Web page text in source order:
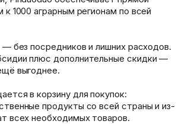
1000 аграрным регионам по всей
без посредников и лишних расходов.
плюс дополнительные скидки —
выгоднее.
в корзину для покупок:
продукты со всей страны и из-
всех необходимых товаров.